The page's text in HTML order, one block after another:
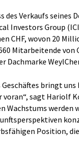
des Verkaufs
Investors Group
CHF, wovon 20
Mitarbeitende von
Dachmarke
bringt
sagt Hariolf
Wachstums werden
Position,